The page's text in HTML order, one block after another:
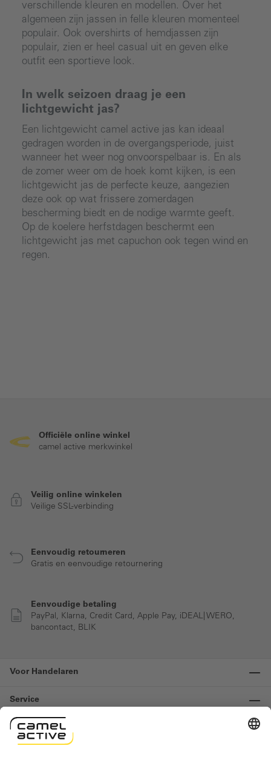
verschillende kleuren en modellen. Over het
algemeen zijn jassen in felle kleuren momenteel
populair. Ook overshirts of hemdjassen zijn
populair, zien er heel casual uit en geven elke
outfit een sportieve look.
In welk seizoen draag je een
lichtgewicht jas?
Een lichtgewicht camel active jas kan ideaal
gedragen worden in de overgangsperiode, juist
wanneer het weer nog onvoorspelbaar is. En als
de zomer weer om de hoek komt kijken, is een
lichtgewicht jas de perfecte keuze, aangezien
deze ook op wat frissere zomerdagen
bescherming biedt en de nodige warmte geeft.
Op de koelere herfstdagen beschermt een
lichtgewicht jas met capuchon ook tegen wind en
regen.
Officiële online winkel
camel active merkwinkel
Veilig online winkelen
Veilige SSL-verbinding
Eenvoudig retourneren
Gratis en eenvoudige retournering
Eenvoudige betaling
PayPal, Klarna, Credit Card, Apple Pay, iDEAL| WERO,
bancontact, BLIK
Voor Handelaren
Service
Informatie